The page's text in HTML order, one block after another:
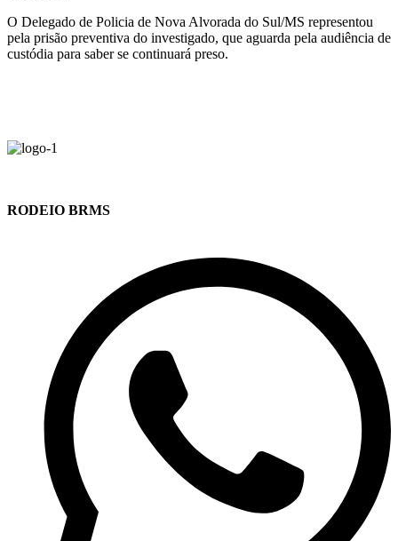
O Delegado de Policia de Nova Alvorada do Sul/MS representou
pela prisão preventiva do investigado, que aguarda pela audiência de
custódia para saber se continuará preso.
RODEIO BRMS